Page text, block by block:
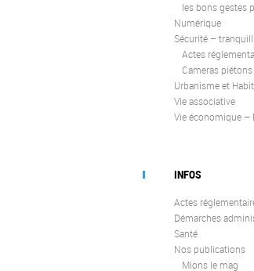
les bons gestes
Numérique
Sécurité –
Actes
Cameras piétons
Urbanisme et
Vie associative
Vie économique –
INFOS
Actes
Démarches
Santé
Nos publications
Mions le mag